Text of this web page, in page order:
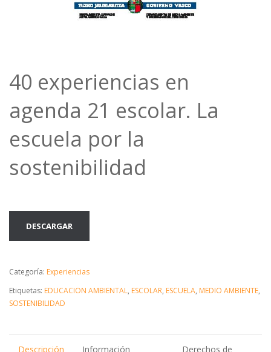
40 experiencias en
agenda 21 escolar. La
escuela por la
sostenibilidad
DESCARGAR
Categoría: Experiencias
Etiquetas: EDUCACION AMBIENTAL, ESCOLAR, ESCUELA, MEDIO AMBIENTE,
SOSTENIBILIDAD
Descripción Información Derechos de